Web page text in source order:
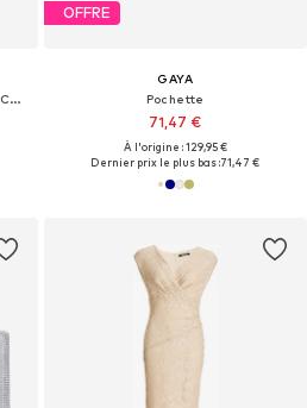
Pochette 'Quilted TH Monogram Chain Strap'
OFFRE
GAYA
Pochette
71,47 €
À l'origine : 129,95 €
Dernier prix le plus bas :71,47 €